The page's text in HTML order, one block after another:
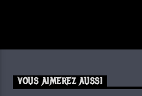
VOUS AIMEREZ AUSSI